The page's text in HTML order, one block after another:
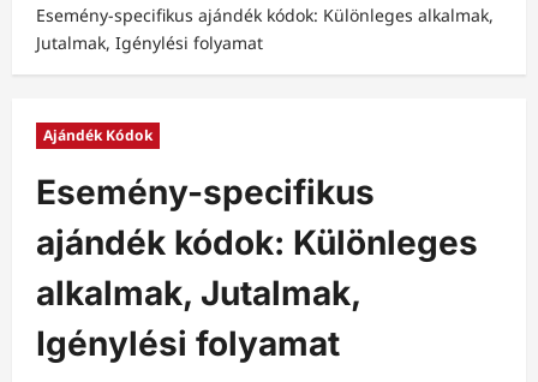
Esemény-specifikus ajándék kódok: Különleges alkalmak,
Jutalmak, Igénylési folyamat
Ajándék Kódok
Esemény-specifikus
ajándék kódok: Különleges
alkalmak, Jutalmak,
Igénylési folyamat